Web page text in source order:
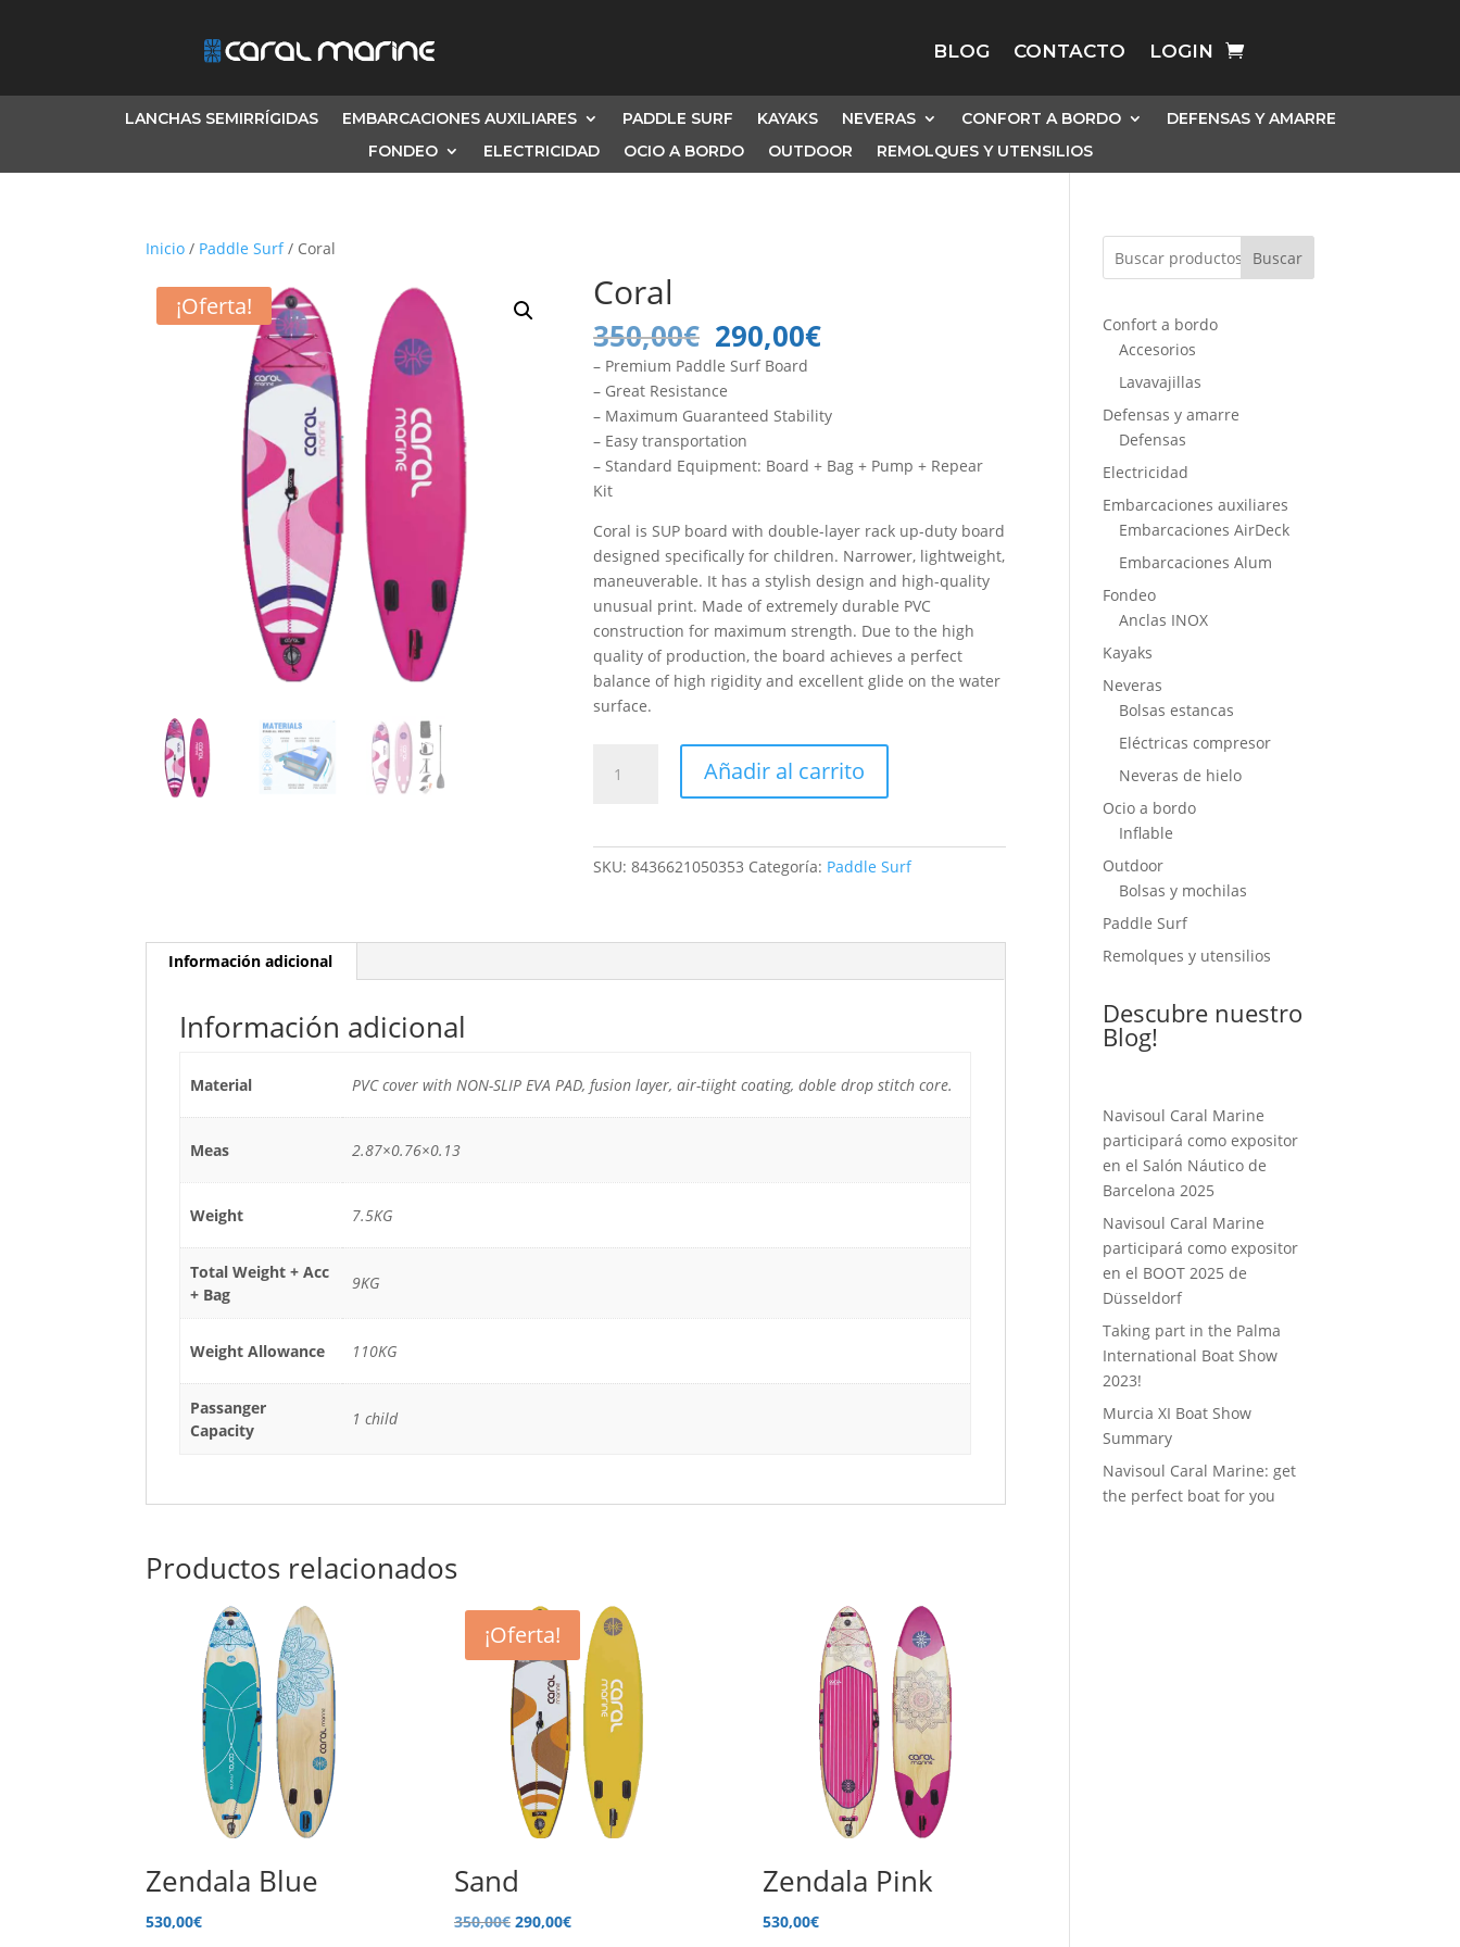
BLOG CONTACTO LOGIN
LANCHAS SEMIRRÍGIDAS EMBARCACIONES AUXILIARES PADDLE SURF KAYAKS NEVERAS CONFORT A BORDO
DEFENSAS Y AMARRE
FONDEO
ELECTRICIDAD OCIO A BORDO OUTDOOR REMOLQUES Y UTENSILIOS
Inicio / Paddle Surf/ Coral
¡Oferta! Coral
350,00€ El
precio
original
era:
350,00€.
290,00€El
es:
290,00€.
– Premium Paddle Surf Board
– Great Resistance
– Maximum Guaranteed Stability
– Easy transportation
– Standard Equipment: Board + Bag + Pump + Repear
Kit
Coral is SUP board with double-layer rack up-duty board
designed specifically for children. Narrower, lightweight,
maneuverable. It has a stylish design and high-quality
unusual print. Made of extremely durable PVC
construction for maximum strength. Due to the high
quality of production, the board achieves a perfect
balance of high rigidity and excellent glide on the water
surface.
cantidad
Añadir al carrito
SKU:8436621050353 Categoría: Paddle Surf
Información adicional
Información adicional
Material PVC cover with NON-SLIP EVA PAD, fusion layer, air-tiight coating, doble drop stitch core.
Meas 2.87×0.76×0.13
Weight 7.5KG
Total Weight + Acc
+ Bag
9KG
Weight Allowance 110KG
Passanger
Capacity
1 child
Productos relacionados
Zendala Blue
530,00€
¡Oferta!
Sand
350,00€ El
290,00€El
Zendala Pink
530,00€
Buscar
Confort a bordo
Accesorios
Lavavajillas
Defensas y amarre
Defensas
Electricidad
Embarcaciones auxiliares
Embarcaciones AirDeck
Embarcaciones Alum
Fondeo
Anclas INOX
Kayaks
Neveras
Bolsas estancas
Eléctricas compresor
Neveras de hielo
Ocio a bordo
Inflable
Outdoor
Bolsas y mochilas
Paddle Surf
Remolques y utensilios
Descubre nuestro
Blog!
Navisoul Caral Marine
participará como expositor
en el Salón Náutico de
Barcelona 2025
Navisoul Caral Marine
participará como expositor
en el BOOT 2025 de
Düsseldorf
Taking part in the Palma
International Boat Show
2023!
Murcia XI Boat Show
Summary
Navisoul Caral Marine: get
the perfect boat for you